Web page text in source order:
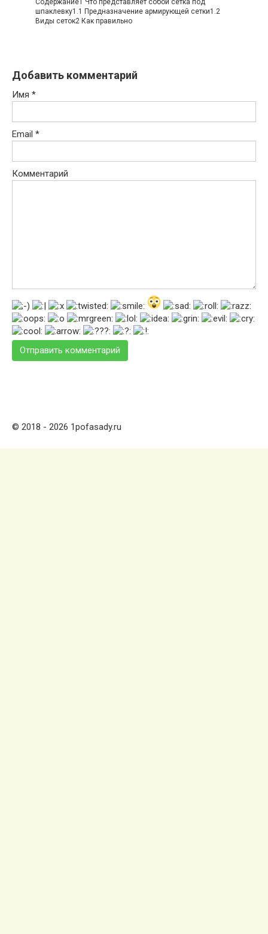
Содержание1 Что представляет собой сетка под
шпаклевку1.1 Предназначение армирующей сетки1.2
Виды сеток2 Как правильно
Добавить комментарий
Имя *
Email *
Комментарий
© 2018 - 2026 1pofasady.ru